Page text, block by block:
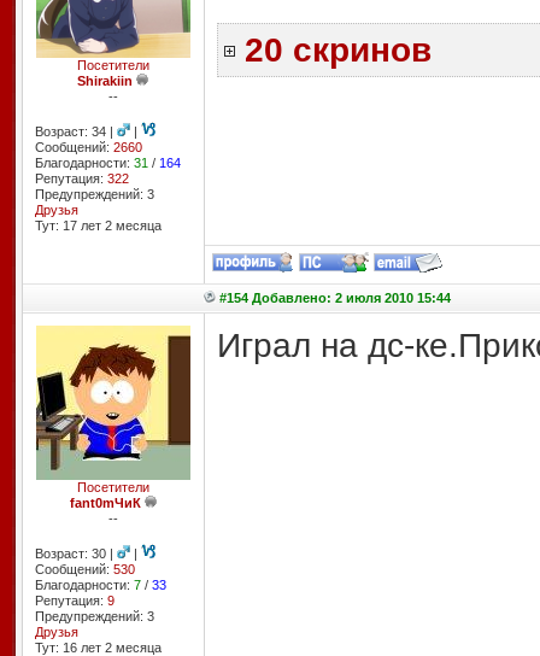
Посетители
Shirakiin
--
Возраст: 34 |
|
Сообщений: 2660
Благодарности: 31 / 164
Репутация: 322
Предупреждений: 3
Друзья
Тут: 17 лет 2 месяцa
20 скринов
#154 Добавлено: 2 июля 2010 15:44
Посетители
fant0mЧиК
--
Возраст: 30 |
|
Сообщений: 530
Благодарности: 7/ 33
Репутация: 9
Предупреждений: 3
Друзья
Тут: 16 лет 2 месяцa
Играл на дс-